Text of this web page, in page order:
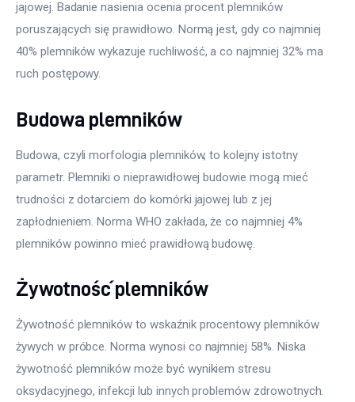
jajowej. Badanie nasienia ocenia procent plemników
poruszających się prawidłowo. Normą jest, gdy co najmniej
40% plemników wykazuje ruchliwość, a co najmniej 32% ma
ruch postępowy.
Budowa plemników
Budowa, czyli morfologia plemników, to kolejny istotny
parametr. Plemniki o nieprawidłowej budowie mogą mieć
trudności z dotarciem do komórki jajowej lub z jej
zapłodnieniem. Norma WHO zakłada, że co najmniej 4%
plemników powinno mieć prawidłową budowę.
Żywotność plemników
Żywotność plemników to wskaźnik procentowy plemników
żywych w próbce. Norma wynosi co najmniej 58%. Niska
żywotność plemników może być wynikiem stresu
oksydacyjnego, infekcji lub innych problemów zdrowotnych.